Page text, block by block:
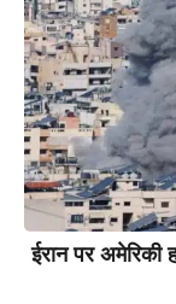
ईरान पर अमेरिकी